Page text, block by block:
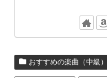
おすすめの楽曲（中級）